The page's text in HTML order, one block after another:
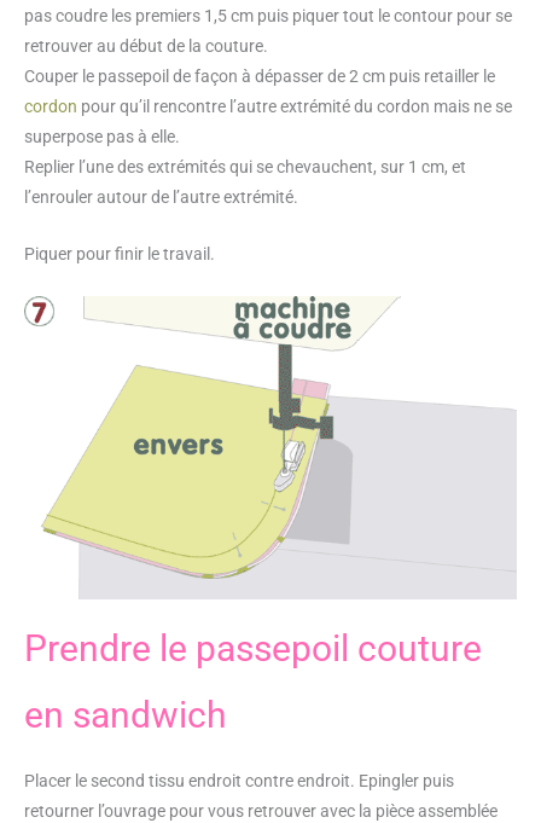
pas coudre les premiers 1,5 cm puis piquer tout le contour pour se
retrouver au début de la couture.
Couper le passepoil de façon à dépasser de 2 cm puis retailler le
cordon pour qu’il rencontre l’autre extrémité du cordon mais ne se
superpose pas à elle.
Replier l’une des extrémités qui se chevauchent, sur 1 cm, et
l’enrouler autour de l’autre extrémité.
Piquer pour finir le travail.
Prendre le passepoil couture
en sandwich
Placer le second tissu endroit contre endroit. Epingler puis
retourner l’ouvrage pour vous retrouver avec la pièce assemblée